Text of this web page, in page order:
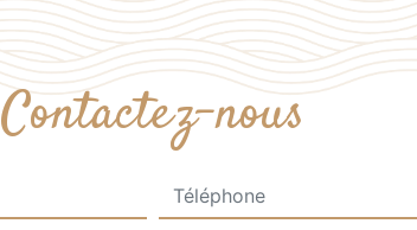
Contactez-nous